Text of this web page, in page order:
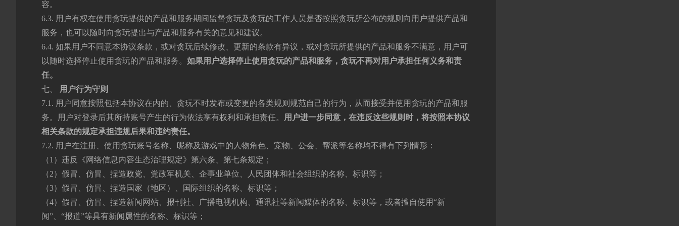
容。
6.3. 用户有权在使用贪玩提供的产品和服务期间监督贪玩及贪玩的工作人员是否按照贪玩所公布的规则向用户提供产品和
服务，也可以随时向贪玩提出与产品和服务有关的意见和建议。
6.4. 如果用户不同意本协议条款，或对贪玩后续修改、更新的条款有异议，或对贪玩所提供的产品和服务不满意，用户可
以随时选择停止使用贪玩的产品和服务。 如果用户选择停止使用贪玩的产品和服务，贪玩不再对用户承担任何义务和责
任。
七、
用户行为守则
7.1. 用户同意按照包括本协议在内的、贪玩不时发布或变更的各类规则规范自己的行为，从而接受并使用贪玩的产品和服
务。用户对登录后其所持账号产生的行为依法享有权利和承担责任。
用户进一步同意，在违反这些规则时，将按照本协议
相关条款的规定承担违规后果和违约责任。
7.2. 用户在注册、使用贪玩账号名称、昵称及游戏中的人物角色、宠物、公会、帮派等名称均不得有下列情形：
（1）违反《网络信息内容生态治理规定》第六条、第七条规定；
（2）假冒、仿冒、捏造政党、党政军机关、企事业单位、人民团体和社会组织的名称、标识等；
（3）假冒、仿冒、捏造国家（地区）、国际组织的名称、标识等；
（4）假冒、仿冒、捏造新闻网站、报刊社、广播电视机构、通讯社等新闻媒体的名称、标识等，或者擅自使用“新
闻”、“报道”等具有新闻属性的名称、标识等；